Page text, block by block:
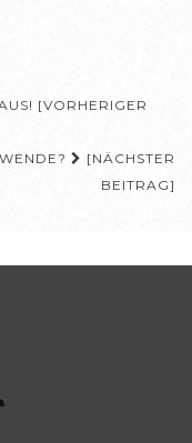
[VORHERIGER
[NÄCHSTER
BEITRAG]